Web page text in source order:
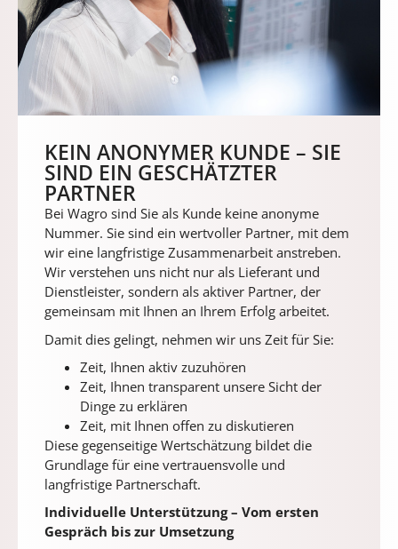
KEIN ANONYMER KUNDE – SIE
SIND EIN GESCHÄTZTER
PARTNER
Bei Wagro sind Sie als Kunde keine anonyme
Nummer. Sie sind ein wertvoller Partner, mit dem
wir eine langfristige Zusammenarbeit anstreben.
Wir verstehen uns nicht nur als Lieferant und
Dienstleister, sondern als aktiver Partner, der
gemeinsam mit Ihnen an Ihrem Erfolg arbeitet.
Damit dies gelingt, nehmen wir uns Zeit für Sie:
Zeit, Ihnen aktiv zuzuhören
Zeit, Ihnen transparent unsere Sicht der
Dinge zu erklären
Zeit, mit Ihnen offen zu diskutieren
Diese gegenseitige Wertschätzung bildet die
Grundlage für eine vertrauensvolle und
langfristige Partnerschaft.
Individuelle Unterstützung – Vom ersten
Gespräch bis zur Umsetzung